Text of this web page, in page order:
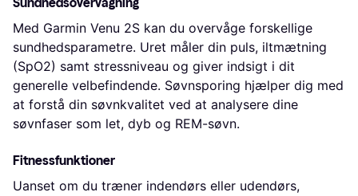
Sundhedsovervågning
Med Garmin Venu 2S kan du overvåge forskellige
sundhedsparametre. Uret måler din puls, iltmætning
(SpO2) samt stressniveau og giver indsigt i dit
generelle velbefindende. Søvnsporing hjælper dig med
at forstå din søvnkvalitet ved at analysere dine
søvnfaser som let, dyb og REM-søvn.
Fitnessfunktioner
Uanset om du træner indendørs eller udendørs,